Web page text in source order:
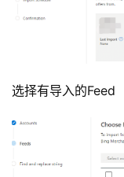
选择有导入的Feed